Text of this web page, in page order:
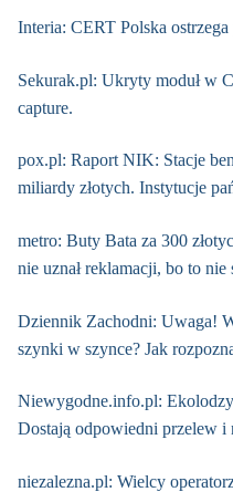
Interia: CERT Polska
Sekurak.pl: Ukryty moduł w
capture.
pox.pl: Raport NIK: Stacje
miliardy złotych. Instytucje
metro: Buty Bata za 300
nie uznał reklamacji, bo to
Dziennik Zachodni: Uwaga!
szynki w szynce? Jak
Niewygodne.info.pl:
Dostają odpowiedni przelew i
niezalezna.pl: Wielcy